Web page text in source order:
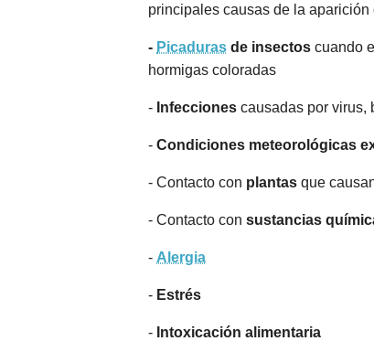
principales causas de la
- Picaduras de insectos cuando
hormigas coloradas
- Infecciones causadas por virus,
- Condiciones meteorológicas
- Contacto con plantas que
- Contacto con sustancias
- Alergia
- Estrés
- Intoxicación alimentaria